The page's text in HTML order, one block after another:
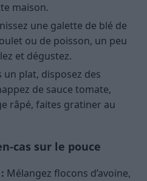
maison.
une galette de blé de
ou de poisson, un peu
et dégustez.
un plat, disposez des
de sauce tomate,
râpé, faites gratiner au
cas sur le pouce
Mélangez flocons d’avoine,